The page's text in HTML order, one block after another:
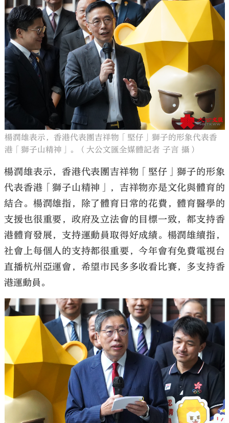
楊潤雄表示，香港代表團吉祥物「堅仔」獅子的形象代表香
港「獅子山精神」。（大公文匯全媒體記者 子言 攝）
楊潤雄表示，香港代表團吉祥物「堅仔」獅子的形象
代表香港「獅子山精神」，吉祥物亦是文化與體育的
結合。楊潤雄指，除了體育日常的花費，體育醫學的
支援也很重要，政府及立法會的目標一致，都支持香
港體育發展，支持運動員取得好成績。楊潤雄續指，
社會上每個人的支持都很重要，今年會有免費電視台
直播杭州亞運會，希望市民多多收看比賽，多支持香
港運動員。